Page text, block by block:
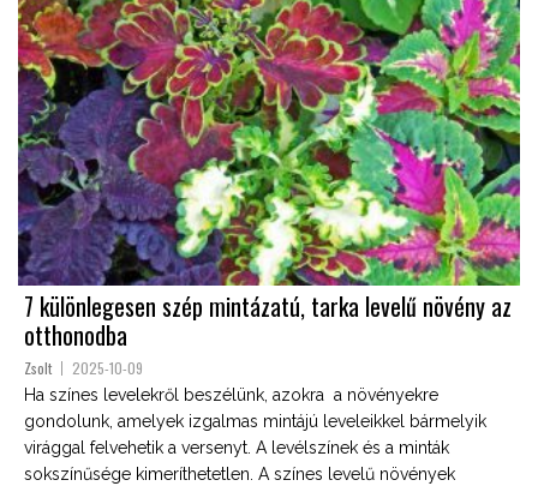
7 különlegesen szép mintázatú, tarka levelű növény az
otthonodba
Zsolt 2025-10-09
Ha színes levelekről beszélünk, azokra a növényekre
gondolunk, amelyek izgalmas mintájú leveleikkel bármelyik
virággal felvehetik a versenyt. A levélszínek és a minták
sokszínűsége kimeríthetetlen. A színes levelű növények